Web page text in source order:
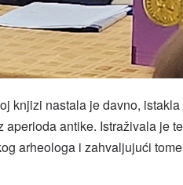
knjizi nastala je davno,
antike. Istraživala je
arheologa i zahvaljujući